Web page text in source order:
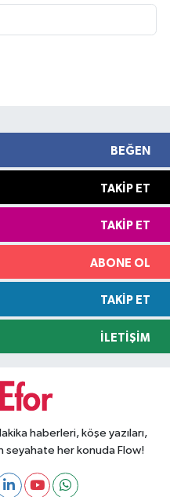
BEĞEN
TAKIP ET
TAKIP ET
ABONE OL
TAKIP ET
İLETIŞIM
haberleri, köşe yazıları,
seyahate her konuda Flow!